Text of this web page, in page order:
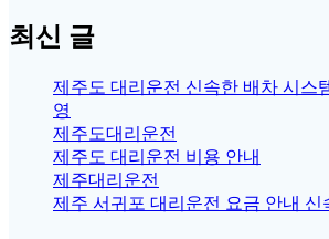
최신 글
제주도 대리운전 신속한 배차 시스
영
제주도대리운전
제주도 대리운전 비용 안내
제주대리운전
제주 서귀포 대리운전 요금 안내 신